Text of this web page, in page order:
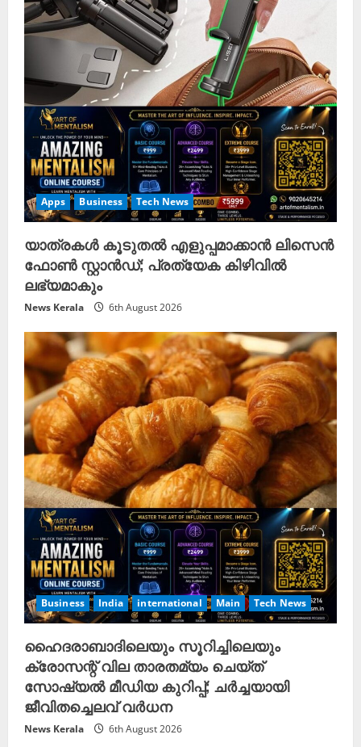
Apps Business Tech News
യാത്രകൾ കൂടുതൽ എളുപ്പമാക്കാൻ ലിസെൻ
ഫോൺ സ്റ്റാൻഡ്; പ്രത്യേക കിഴിവിൽ
ലഭ്യമാകും
News Kerala 6th August 2026
Business India international Main Tech News
ഹൈദരാബാദിലെയും സൂറിച്ചിലെയും
ക്രോസന്റ് വില താരതമ്യം ചെയ്ത്
സോഷ്യൽ മീഡിയ കുറിപ്പ്; ചർച്ചയായി
ജീവിതച്ചെലവ് വർധന
News Kerala 6th August 2026